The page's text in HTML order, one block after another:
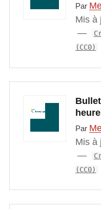
Par
Mis à
(CC0)
Par
Mis à
(CC0)